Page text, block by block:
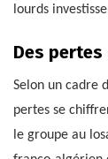
lourds
Des
Selon un cadre
pertes se
le groupe au